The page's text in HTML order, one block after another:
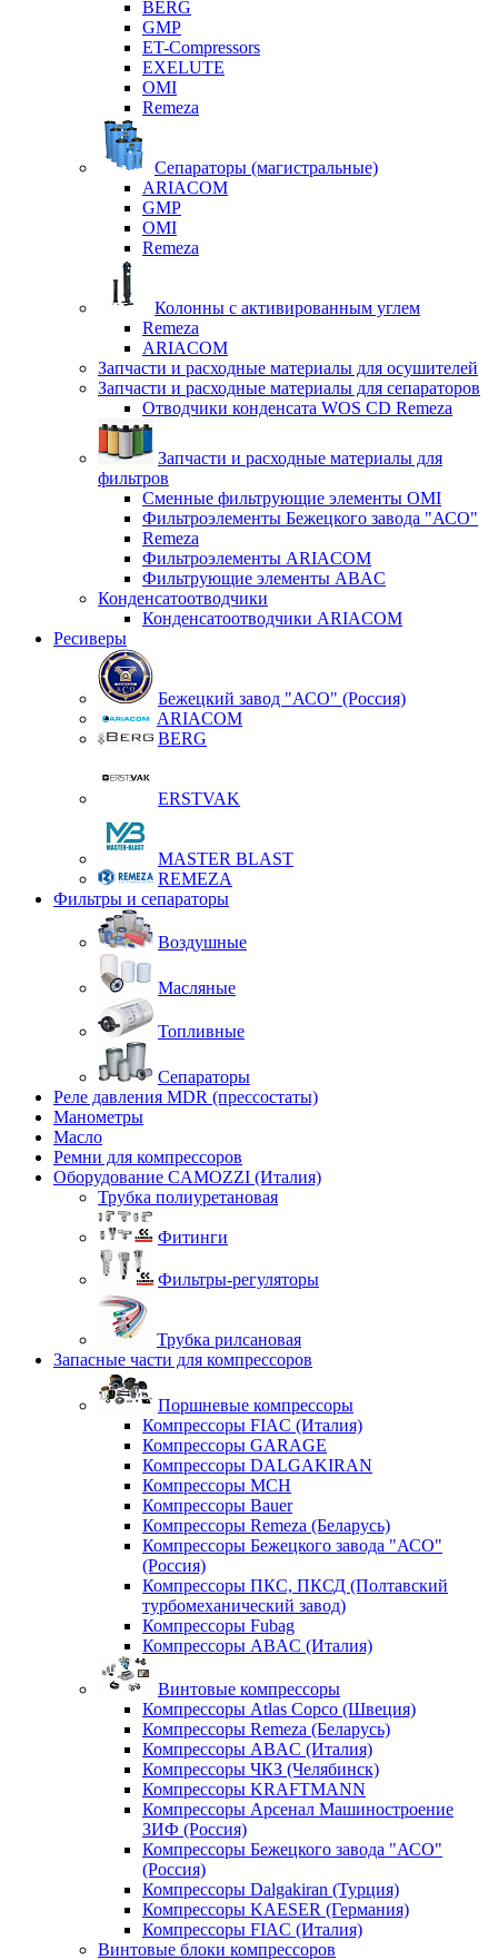
BERG
GMP
ET-Compressors
EXELUTE
OMI
Remeza
Сепараторы (магистральные)
ARIACOM
GMP
OMI
Remeza
Колонны с активированным углем
Remeza
ARIACOM
Запчасти и расходные материалы для осушителей
Запчасти и расходные материалы для сепараторов
Отводчики конденсата WOS CD Remeza
Запчасти и расходные материалы для
фильтров
Сменные фильтрующие элементы OMI
Фильтроэлементы Бежецкого завода "АСО"
Remeza
Фильтроэлементы ARIACOM
Фильтрующие элементы ABAC
Конденсатоотводчики
Конденсатоотводчики ARIACOM
Ресиверы
Бежецкий завод "АСО" (Россия)
ARIACOM
BERG
ERSTVAK
MASTER BLAST
REMEZA
Фильтры и сепараторы
Воздушные
Масляные
Топливные
Сепараторы
Реле давления MDR (прессостаты)
Манометры
Масло
Ремни для компрессоров
Оборудование CAMOZZI (Италия)
Трубка полиуретановая
Фитинги
Фильтры-регуляторы
Трубка рилсановая
Запасные части для компрессоров
Поршневые компрессоры
Компрессоры FIAC (Италия)
Компрессоры GARAGE
Компрессоры DALGAKIRAN
Компрессоры MCH
Компрессоры Bauer
Компрессоры Remeza (Беларусь)
Компрессоры Бежецкого завода "АСО"
(Россия)
Компрессоры ПКС, ПКСД (Полтавский
турбомеханический завод)
Компрессоры Fubag
Компрессоры ABAC (Италия)
Винтовые компрессоры
Компрессоры Atlas Copco (Швеция)
Компрессоры Remeza (Беларусь)
Компрессоры ABAC (Италия)
Компрессоры ЧКЗ (Челябинск)
Компрессоры KRAFTMANN
Компрессоры Арсенал Машиностроение
ЗИФ (Россия)
Компрессоры Бежецкого завода "АСО"
(Россия)
Компрессоры Dalgakiran (Турция)
Компрессоры KAESER (Германия)
Компрессоры FIAC (Италия)
Винтовые блоки компрессоров